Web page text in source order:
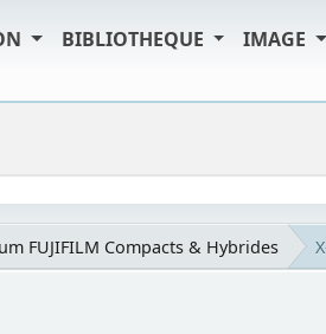
BIBLIOTHEQUE IMAGE
FUJIFILM Compacts & Hybrides